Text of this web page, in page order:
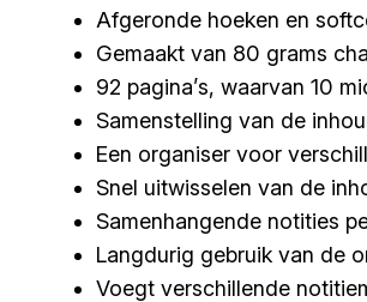
Afgeronde hoeken en
Gemaakt van 80 grams
92 pagina’s, waarvan 10
Samenstelling van de
Een organiser voor
Snel uitwisselen van de
Samenhangende notities
Langdurig gebruik van de
Voegt verschillende